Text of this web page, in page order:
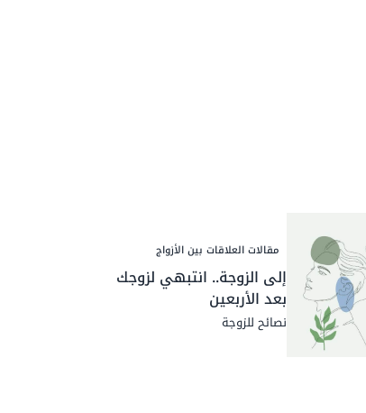
مقالات العلاقات بين الأزواج
إلى الزوجة.. انتبهي لزوجك
بعد الأربعين
نصائح للزوجة